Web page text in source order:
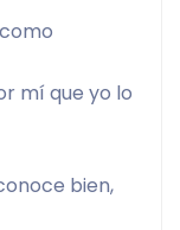
mí que yo lo
bien,